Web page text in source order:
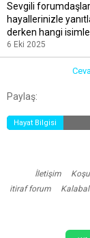
Sevgili
hayallerinizle
derken hangi
6 Eki 2025
Paylaş:
Hayat Bilgisi
İletişim
itiraf forum